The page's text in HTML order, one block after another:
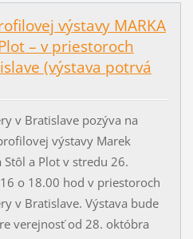
výstavy MARKA
– v priestoroch
(výstava potrvá
v Bratislave pozýva na
výstavy Marek
a Plot v stredu 26.
o 18.00 hod v priestoroch
v Bratislave. Výstava bude
verejnosť od 28. októbra